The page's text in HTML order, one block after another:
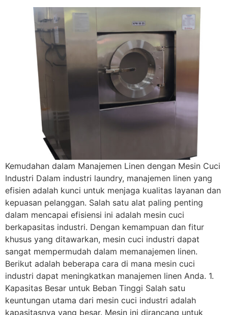
Kemudahan dalam Manajemen Linen dengan Mesin Cuci
Industri Dalam industri laundry, manajemen linen yang
efisien adalah kunci untuk menjaga kualitas layanan dan
kepuasan pelanggan. Salah satu alat paling penting
dalam mencapai efisiensi ini adalah mesin cuci
berkapasitas industri. Dengan kemampuan dan fitur
khusus yang ditawarkan, mesin cuci industri dapat
sangat mempermudah dalam memanajemen linen.
Berikut adalah beberapa cara di mana mesin cuci
industri dapat meningkatkan manajemen linen Anda. 1.
Kapasitas Besar untuk Beban Tinggi Salah satu
keuntungan utama dari mesin cuci industri adalah
kapasitasnya yang besar. Mesin ini dirancang untuk